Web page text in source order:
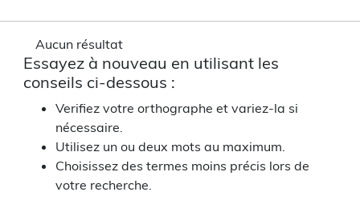
Aucun résultat
Essayez à nouveau en utilisant les
conseils ci-dessous :
Verifiez votre orthographe et variez-la si
nécessaire.
Utilisez un ou deux mots au maximum.
Choisissez des termes moins précis lors de
votre recherche.